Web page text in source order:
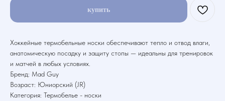
купить
Хоккейные термобельные носки обеспечивают тепло и отвод влаги,
анатомическую посадку и защиту стопы — идеальны для тренировок
и матчей в любых условиях.
Бренд: Mad Guy
Возраст: Юниорский (JR)
Категория: Термобелье - носки